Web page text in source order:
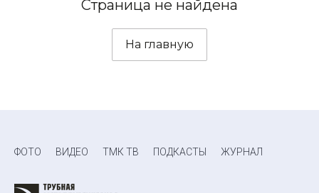
Страница не найдена
На главную
ФОТО ВИДЕО ТМК ТВ ПОДКАСТЫ ЖУРНАЛ